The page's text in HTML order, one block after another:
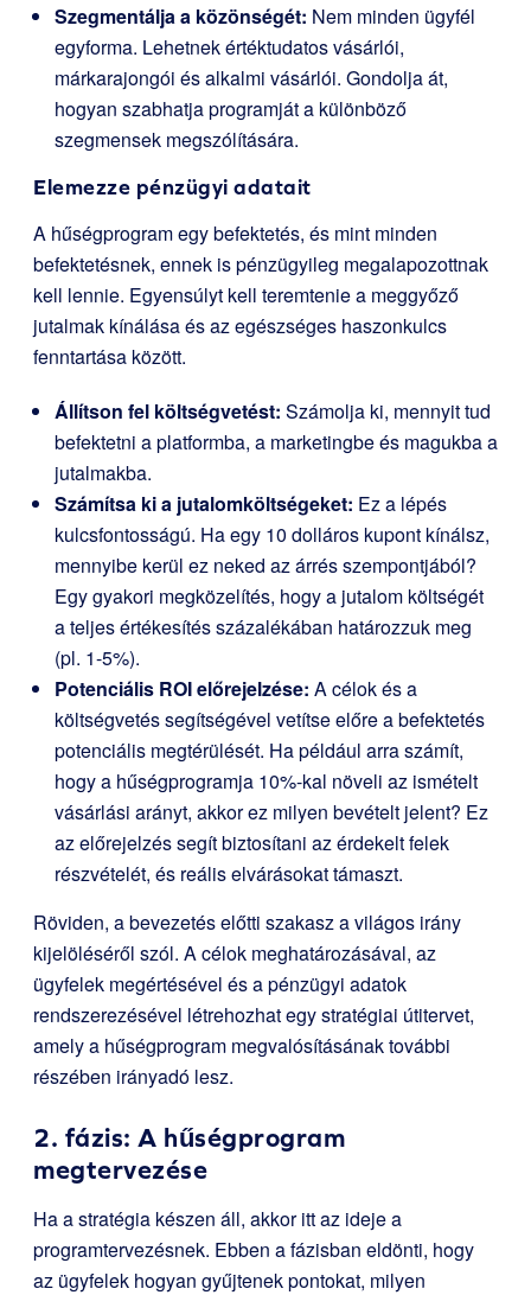
Szegmentálja a közönségét: Nem minden ügyfél
egyforma. Lehetnek értéktudatos vásárlói,
márkarajongói és alkalmi vásárlói. Gondolja át,
hogyan szabhatja programját a különböző
szegmensek megszólítására.
Elemezze pénzügyi adatait
A hűségprogram egy befektetés, és mint minden
befektetésnek, ennek is pénzügyileg megalapozottnak
kell lennie. Egyensúlyt kell teremtenie a meggyőző
jutalmak kínálása és az egészséges haszonkulcs
fenntartása között.
Állítson fel költségvetést: Számolja ki, mennyit tud
befektetni a platformba, a marketingbe és magukba a
jutalmakba.
Számítsa ki a jutalomköltségeket: Ez a lépés
kulcsfontosságú. Ha egy 10 dolláros kupont kínálsz,
mennyibe kerül ez neked az árrés szempontjából?
Egy gyakori megközelítés, hogy a jutalom költségét
a teljes értékesítés százalékában határozzuk meg
(pl. 1-5%).
Potenciális ROI előrejelzése: A célok és a
költségvetés segítségével vetítse előre a befektetés
potenciális megtérülését. Ha például arra számít,
hogy a hűségprogramja 10%-kal növeli az ismételt
vásárlási arányt, akkor ez milyen bevételt jelent? Ez
az előrejelzés segít biztosítani az érdekelt felek
részvételét, és reális elvárásokat támaszt.
Röviden, a bevezetés előtti szakasz a világos irány
kijelöléséről szól. A célok meghatározásával, az
ügyfelek megértésével és a pénzügyi adatok
rendszerezésével létrehozhat egy stratégiai útitervet,
amely a hűségprogram megvalósításának további
részében irányadó lesz.
2. fázis: A hűségprogram
megtervezése
Ha a stratégia készen áll, akkor itt az ideje a
programtervezésnek. Ebben a fázisban eldönti, hogy
az ügyfelek hogyan gyűjtenek pontokat, milyen